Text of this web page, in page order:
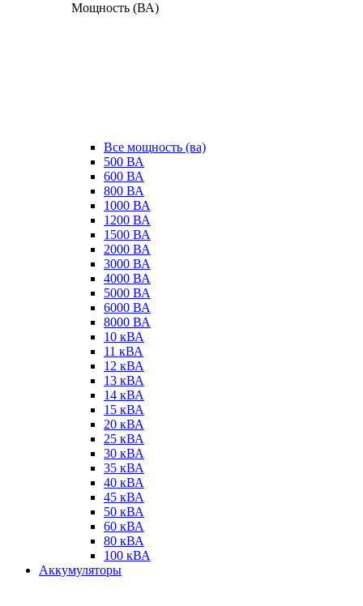
Мощность (ВА)
Все мощность (ва)
500 ВА
600 ВА
800 ВА
1000 ВА
1200 ВА
1500 ВА
2000 ВА
3000 ВА
4000 ВА
5000 ВА
6000 ВА
8000 ВА
10 кВА
11 кВА
12 кВА
13 кВА
14 кВА
15 кВА
20 кВА
25 кВА
30 кВА
35 кВА
40 кВА
45 кВА
50 кВА
60 кВА
80 кВА
100 кВА
Аккумуляторы